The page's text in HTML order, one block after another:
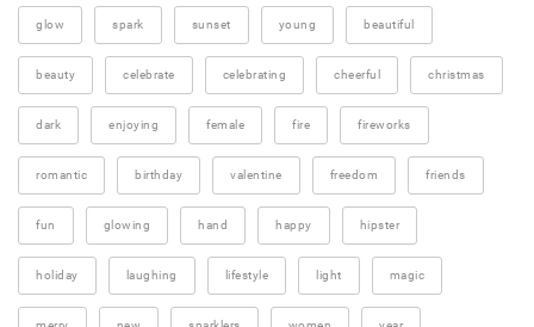
glow spark sunset young beautiful
beauty celebrate celebrating cheerful christmas
dark enjoying female fire fireworks
romantic birthday valentine freedom friends
fun glowing hand happy hipster
holiday laughing lifestyle light magic